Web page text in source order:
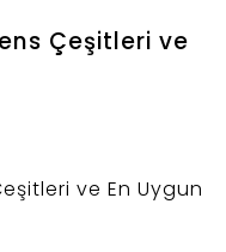
Çeşitleri ve
ve En Uygun